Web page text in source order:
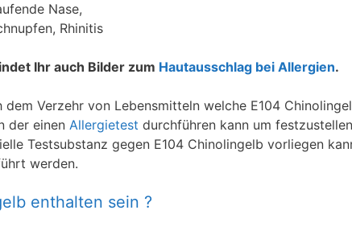
Nase,
Rhinitis
Ihr auch Bilder zum Hautausschlag bei Allergien.
dem Verzehr von Lebensmitteln welche E104
der einen Allergietest durchführen kann um
Testsubstanz gegen E104 Chinolingelb vorliegen
werden.
enthalten sein ?